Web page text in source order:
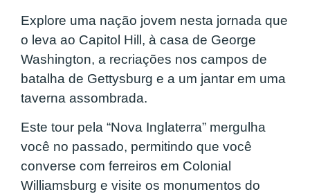
Explore uma nação jovem nesta jornada que
o leva ao Capitol Hill, à casa de George
Washington, a recriações nos campos de
batalha de Gettysburg e a um jantar em uma
taverna assombrada.
Este tour pela “Nova Inglaterra” mergulha
você no passado, permitindo que você
converse com ferreiros em Colonial
Williamsburg e visite os monumentos do